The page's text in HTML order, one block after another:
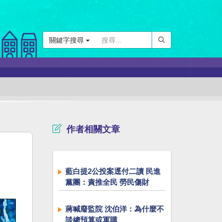
關鍵字搜尋
作者相關文章
藍白提2公投案逕付二讀 民進
黨團：責推全民 勞民傷財
蔣喊廢監院 沈伯洋：為什麼不
談總預算或軍購